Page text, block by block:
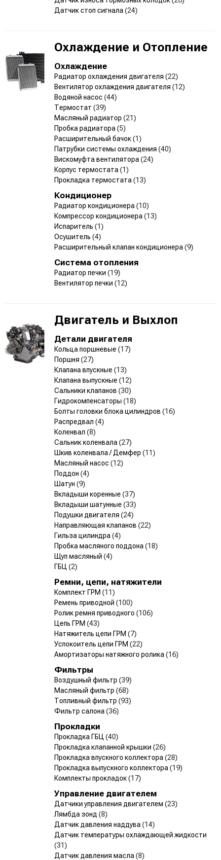
Датчик стоп сигнала (24)
Охлаждение и Отопление
Охлаждение
Радиатор охлаждения двигателя (22)
Вентилятор охлаждения двигателя (12)
Водяной насос (44)
Термостат (39)
Масляный радиатор (21)
Пробка радиатора (5)
Расширительный бачок(1)
Патрубки системы охлаждения (40)
Вискомуфта вентилятора (24)
Корпус термостата (1)
Прокладка термостата (13)
Кондиционер
Радиатор кондиционера (10)
Компрессор кондиционера (13)
Испаритель (1)
Осушитель (4)
Расширительный клапан кондиционера (9)
Система отопления
Радиатор печки (19)
Вентилятор печки (12)
Двигатель и Выхлоп
Детали двигателя
Кольца поршневые (17)
Поршня (27)
Клапана впускные (13)
Клапана выпускные (12)
Сальники клапанов (30)
Гидрокомпенсаторы (18)
Болты головки блока цилиндров (16)
Распредвал (4)
Коленвал (8)
Сальник коленвала (27)
Шкив коленвала / Демфер (11)
Масляный насос (12)
Поддон (4)
Шатун (9)
Вкладыши коренные (37)
Вкладыши шатунные (33)
Подушки двигателя (24)
Направляющая клапанов (22)
Гильза цилиндра (4)
Пробка масляного поддона (18)
Щуп масляный (4)
ГБЦ (2)
Ремни, цепи, натяжители
Комплект ГРМ (11)
Ремень приводной (100)
Ролик ремня приводного (106)
Цепь ГРМ (43)
Натяжитель цепи ГРМ (7)
Успокоитель цепи ГРМ (22)
Амортизаторы натяжного ролика (16)
Фильтры
Воздушный фильтр (39)
Масляный фильтр (68)
Топливный фильтр (93)
Фильтр салона (36)
Прокладки
Прокладка ГБЦ (40)
Прокладка клапанной крышки (26)
Прокладка впускного коллектора (28)
Прокладка выпускного коллектора (19)
Комплекты прокладок(17)
Управление двигателем
Датчики управления двигателем (23)
Лямбда зонд (8)
Датчик давления наддува (14)
Датчик температуры охлаждающей жидкости
(31)
Датчик давления масла (8)